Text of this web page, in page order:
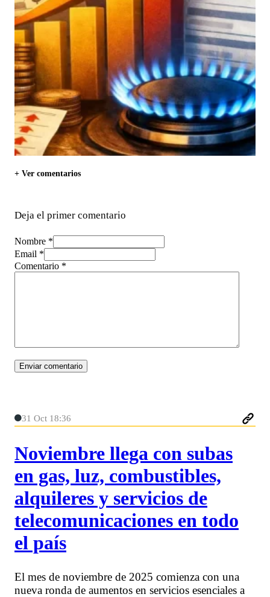
+ Ver comentarios
Deja el primer comentario
Nombre *
Email *
Comentario *
31 Oct 18:36
Noviembre llega con subas
en gas, luz, combustibles,
alquileres y servicios de
telecomunicaciones en todo
el país
El mes de noviembre de 2025 comienza con una
nueva ronda de aumentos en servicios esenciales a